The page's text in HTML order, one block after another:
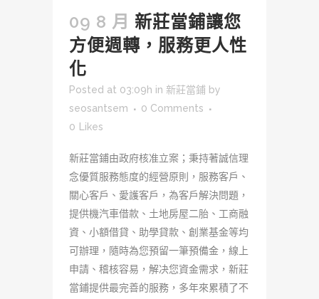
09 8 月 新莊當鋪讓您
方便週轉，服務更人性
化
Posted at 03:09h in 新莊當鋪 by
seosantsem
0 Comments
0 Likes
新莊當鋪由政府核准立案；秉持著誠信理
念優質服務態度的經營原則，服務客戶、
關心客戶、愛護客戶，為客戶解決問題，
提供機汽車借款、土地房屋二胎、工商融
資、小額借貸、助學貸款、創業基金等均
可辦理，隨時為您預留一筆預備金，線上
申請、稽核容易，解决您資金需求，新莊
當鋪提供最完善的服務，多年來累積了不